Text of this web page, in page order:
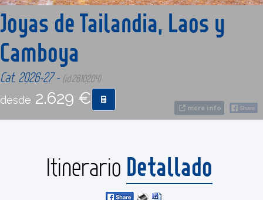
COMPRAR
more info
Joyas de Tailandia, Laos y
Camboya
Cat. 2026-27 - (id:2610204)
desde 2.629 €
Itinerario Detallado